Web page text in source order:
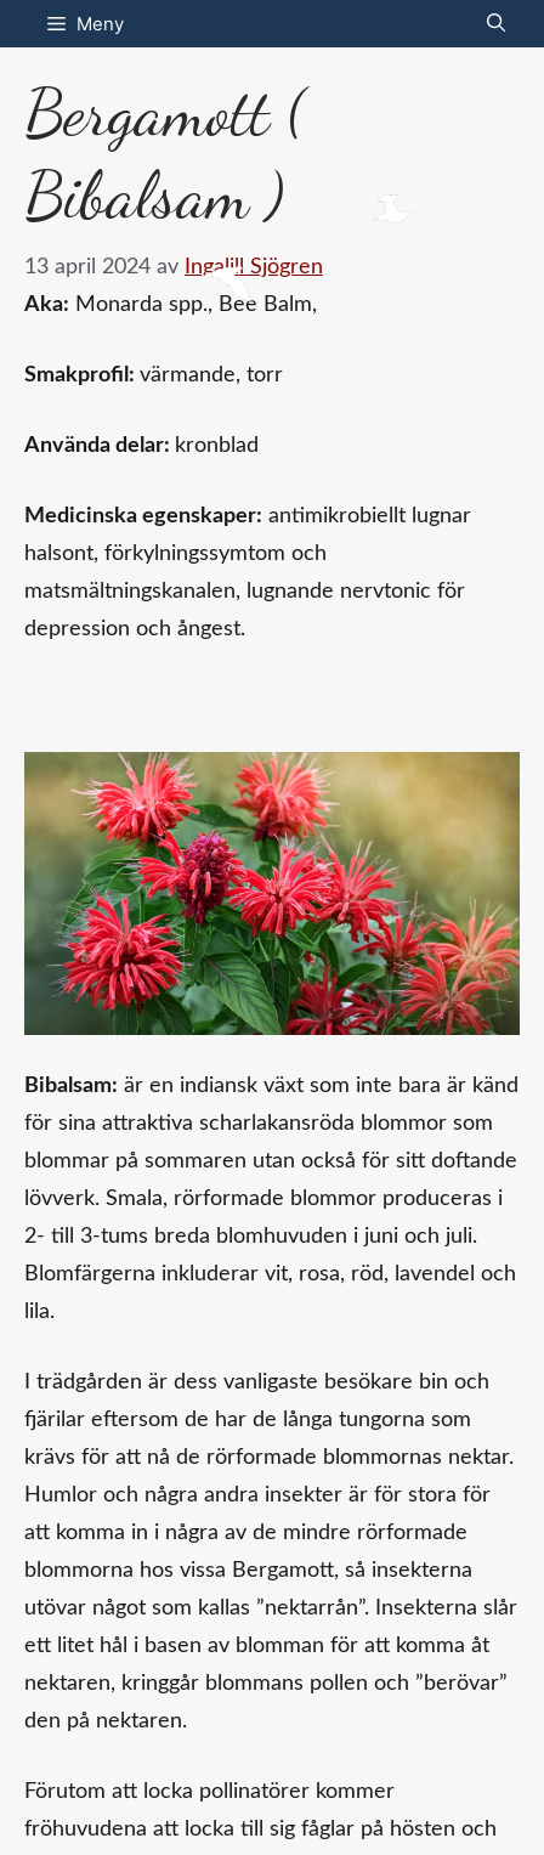
Hoppa
till
innehåll
Meny
Bergamott (
Bibalsam )
13 april 2024 av
Ingalill Sjögren
Aka: Monarda spp., Bee Balm,
Smakprofil: värmande, torr
Använda delar: kronblad
Medicinska egenskaper: antimikrobiellt lugnar
halsont, förkylningssymtom och
matsmältningskanalen, lugnande nervtonic för
depression och ångest.
Bibalsam: är en indiansk växt som inte bara är känd
för sina attraktiva scharlakansröda blommor som
blommar på sommaren utan också för sitt doftande
lövverk. Smala, rörformade blommor produceras i
2- till 3-tums breda blomhuvuden i juni och juli.
Blomfärgerna inkluderar vit, rosa, röd, lavendel och
lila.
I trädgården är dess vanligaste besökare bin och
fjärilar eftersom de har de långa tungorna som
krävs för att nå de rörformade blommornas nektar.
Humlor och några andra insekter är för stora för
att komma in i några av de mindre rörformade
blommorna hos vissa Bergamott, så insekterna
utövar något som kallas ”nektarrån”. Insekterna slår
ett litet hål i basen av blomman för att komma åt
nektaren, kringgår blommans pollen och ”berövar”
den på nektaren.
Förutom att locka pollinatörer kommer
fröhuvudena att locka till sig fåglar på hösten och